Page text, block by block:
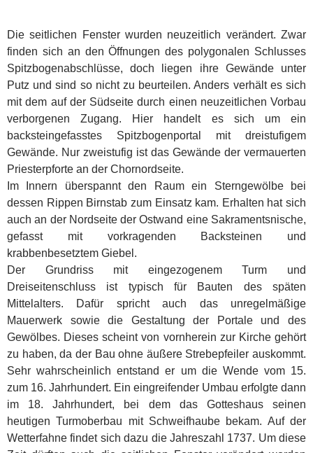
Die seitlichen Fenster wurden neuzeitlich verändert. Zwar
finden sich an den Öffnungen des polygonalen Schlusses
Spitzbogenabschlüsse, doch liegen ihre Gewände unter
Putz und sind so nicht zu beurteilen. Anders verhält es sich
mit dem auf der Südseite durch einen neuzeitlichen Vorbau
verborgenen Zugang. Hier handelt es sich um ein
backsteingefasstes Spitzbogenportal mit dreistufigem
Gewände. Nur zweistufig ist das Gewände der vermauerten
Priesterpforte an der Chornordseite.
Im Innern überspannt den Raum ein Sterngewölbe bei
dessen Rippen Birnstab zum Einsatz kam. Erhalten hat sich
auch an der Nordseite der Ostwand eine Sakramentsnische,
gefasst mit vorkragenden Backsteinen und
krabbenbesetztem Giebel.
Der Grundriss mit eingezogenem Turm und
Dreiseitenschluss ist typisch für Bauten des späten
Mittelalters. Dafür spricht auch das unregelmäßige
Mauerwerk sowie die Gestaltung der Portale und des
Gewölbes. Dieses scheint von vornherein zur Kirche gehört
zu haben, da der Bau ohne äußere Strebepfeiler auskommt.
Sehr wahrscheinlich entstand er um die Wende vom 15.
zum 16. Jahrhundert. Ein eingreifender Umbau erfolgte dann
im 18. Jahrhundert, bei dem das Gotteshaus seinen
heutigen Turmoberbau mit Schweifhaube bekam. Auf der
Wetterfahne findet sich dazu die Jahreszahl 1737. Um diese